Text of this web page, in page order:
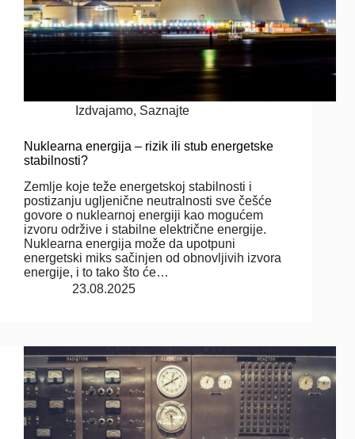
Izdvajamo, Saznajte
Nuklearna energija – rizik ili stub energetske
stabilnosti?
Zemlje koje teže energetskoj stabilnosti i
postizanju ugljenične neutralnosti sve češće
govore o nuklearnoj energiji kao mogućem
izvoru održive i stabilne električne energije.
Nuklearna energija može da upotpuni
energetski miks sačinjen od obnovljivih izvora
energije, i to tako što će…
23.08.2025